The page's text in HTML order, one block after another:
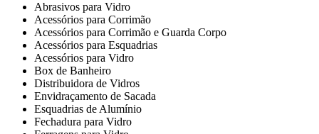
Abrasivos para Vidro
Acessórios para Corrimão
Acessórios para Corrimão e Guarda Corpo
Acessórios para Esquadrias
Acessórios para Vidro
Box de Banheiro
Distribuidora de Vidros
Envidraçamento de Sacada
Esquadrias de Alumínio
Fechadura para Vidro